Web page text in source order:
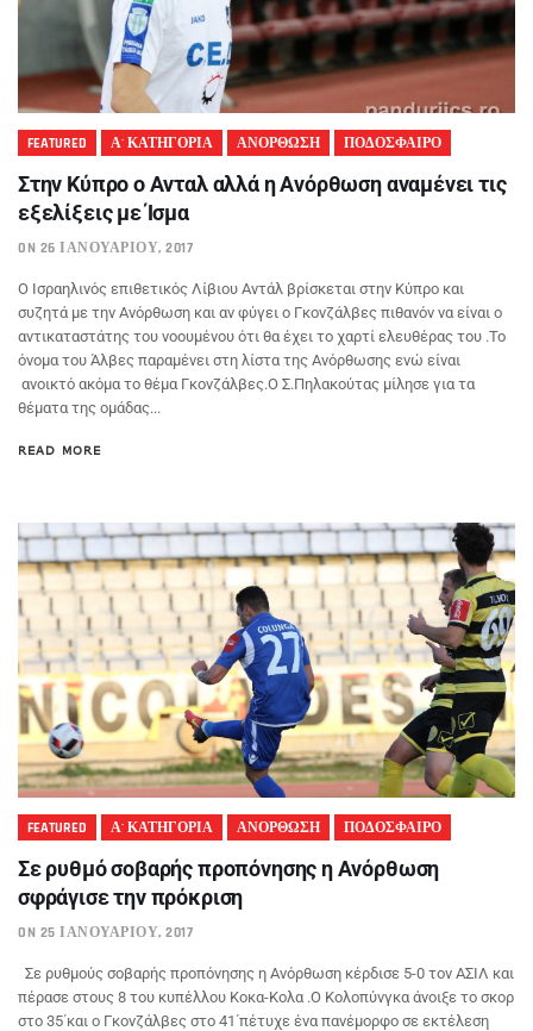
FEATURED Α' ΚΑΤΗΓΟΡΙΑ ΑΝΟΡΘΩΣΗ ΠΟΔΟΣΦΑΙΡΟ
Στην Κύπρο ο Ανταλ αλλά η Ανόρθωση αναμένει τις
εξελίξεις με Ίσμα
ON 26 ΙΑΝΟΥΑΡΊΟΥ, 2017
Ο Ισραηλινός επιθετικός Λίβιου Αντάλ βρίσκεται στην Κύπρο και
συζητά με την Ανόρθωση και αν φύγει ο Γκονζάλβες πιθανόν να είναι ο
αντικαταστάτης του νοουμένου ότι θα έχει το χαρτί ελευθέρας του .Το
όνομα του Άλβες παραμένει στη λίστα της Ανόρθωσης ενώ είναι
ανοικτό ακόμα το θέμα Γκονζάλβες.Ο Σ.Πηλακούτας μίλησε για τα
θέματα της ομάδας...
READ MORE
FEATURED Α' ΚΑΤΗΓΟΡΙΑ ΑΝΟΡΘΩΣΗ ΠΟΔΟΣΦΑΙΡΟ
Σε ρυθμό σοβαρής προπόνησης η Ανόρθωση
σφράγισε την πρόκριση
ON 25 ΙΑΝΟΥΑΡΊΟΥ, 2017
Σε ρυθμούς σοβαρής προπόνησης η Ανόρθωση κέρδισε 5-0 τον ΑΣΙΛ και
πέρασε στους 8 του κυπέλλου Κοκα-Κολα .Ο Κολοπύνγκα άνοιξε το σκορ
στο 35΄και ο Γκονζάλβες στο 41΄πέτυχε ένα πανέμορφο σε εκτέλεση